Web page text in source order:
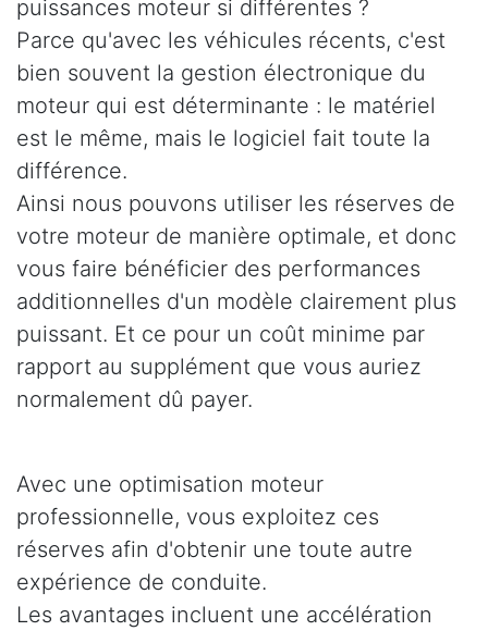
puissances moteur si différentes ?
Parce qu'avec les véhicules récents, c'est
bien souvent la gestion électronique du
moteur qui est déterminante : le matériel
est le même, mais le logiciel fait toute la
différence.
Ainsi nous pouvons utiliser les réserves de
votre moteur de manière optimale, et donc
vous faire bénéficier des performances
additionnelles d'un modèle clairement plus
puissant. Et ce pour un coût minime par
rapport au supplément que vous auriez
normalement dû payer.
Avec une optimisation moteur
professionnelle, vous exploitez ces
réserves afin d'obtenir une toute autre
expérience de conduite.
Les avantages incluent une accélération